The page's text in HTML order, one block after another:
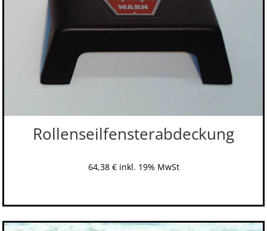
Rollenseilfensterabdeckung
64,38 € inkl. 19% MwSt